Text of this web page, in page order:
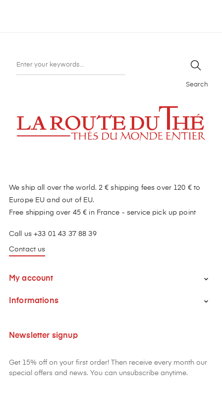
Search
We ship all over the world. 2 € shipping fees over 120 € to
Europe EU and out of EU.
Free shipping over 45 € in France - service pick up point
Call us +33 01 43 37 88 39
Contact us
My account 
Informations 
Newsletter signup
Get 15% off on your first order! Then receive every month our
special offers and news. You can unsubscribe anytime.